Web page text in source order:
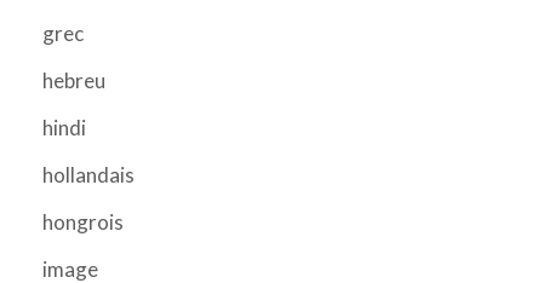
grec
hebreu
hindi
hollandais
hongrois
image